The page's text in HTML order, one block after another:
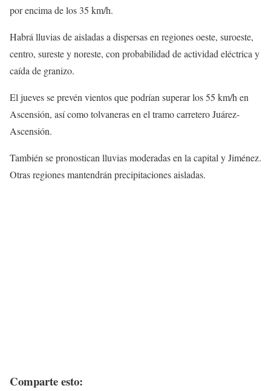
por encima de los 35 km/h.
Habrá lluvias de aisladas a dispersas en regiones oeste, suroeste,
centro, sureste y noreste, con probabilidad de actividad eléctrica y
caída de granizo.
El jueves se prevén vientos que podrían superar los 55 km/h en
Ascensión, así como tolvaneras en el tramo carretero Juárez-
Ascensión.
También se pronostican lluvias moderadas en la capital y Jiménez.
Otras regiones mantendrán precipitaciones aisladas.
Comparte esto: